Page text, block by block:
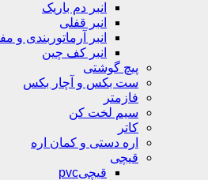
انبر دم باریک
انبر قفلی
انبر آرماتوربندی و
انبر کف چین
پیچ گوشتی
ست بکس و آچار بکس
فازمتر
سیم لخت کن
کاتر
اره دستی و کمان اره
قیچی
قیچیpvc